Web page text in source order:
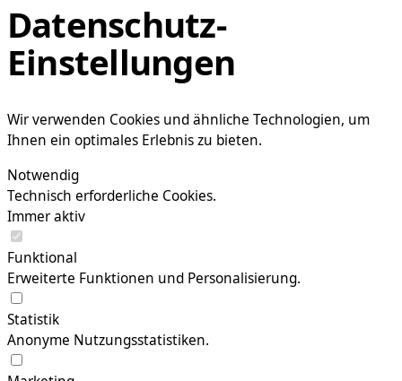
Datenschutz-
Einstellungen
Wir verwenden Cookies und ähnliche Technologien, um
Ihnen ein optimales Erlebnis zu bieten.
Notwendig
Technisch erforderliche Cookies.
Immer aktiv
Funktional
Erweiterte Funktionen und Personalisierung.
Statistik
Anonyme Nutzungsstatistiken.